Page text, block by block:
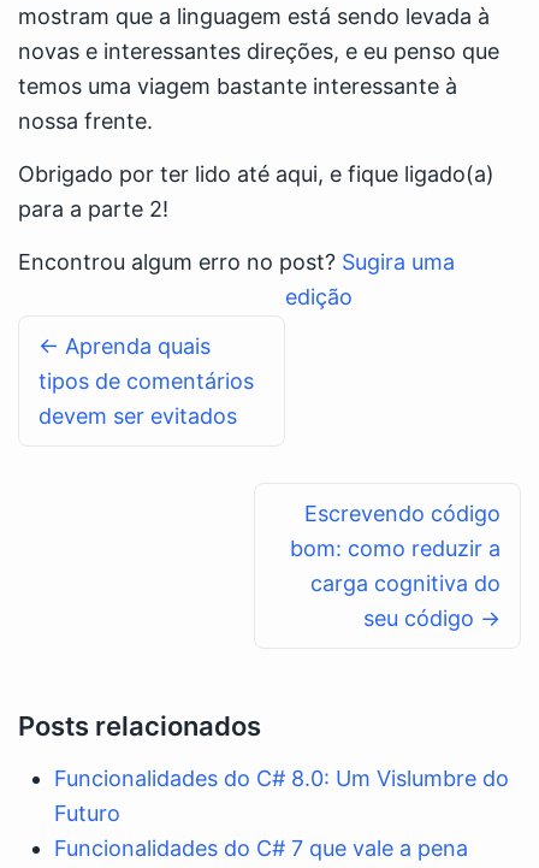
mostram que a linguagem está sendo levada à
novas e interessantes direções, e eu penso que
temos uma viagem bastante interessante à
nossa frente.
Obrigado por ter lido até aqui, e fique ligado(a)
para a parte 2!
Encontrou algum erro no post? Sugira uma
edição
← Aprenda quais
tipos de comentários
devem ser evitados
Escrevendo código
bom: como reduzir a
carga cognitiva do
seu código →
Posts relacionados
Funcionalidades do C# 8.0: Um Vislumbre do
Futuro
Funcionalidades do C# 7 que vale a pena